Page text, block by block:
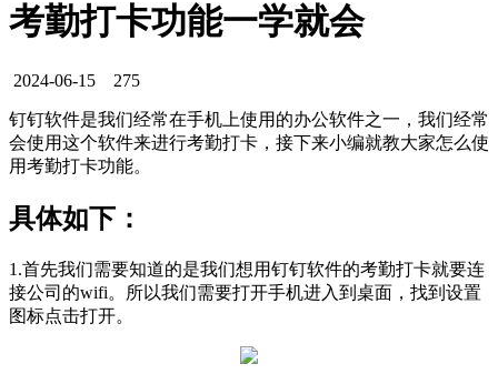
考勤打卡功能一学就会
2024-06-15 275
钉钉软件是我们经常在手机上使用的办公软件之一，我们经常
会使用这个软件来进行考勤打卡，接下来小编就教大家怎么使
用考勤打卡功能。
具体如下：
1.首先我们需要知道的是我们想用钉钉软件的考勤打卡就要连
接公司的wifi。所以我们需要打开手机进入到桌面，找到设置
图标点击打开。